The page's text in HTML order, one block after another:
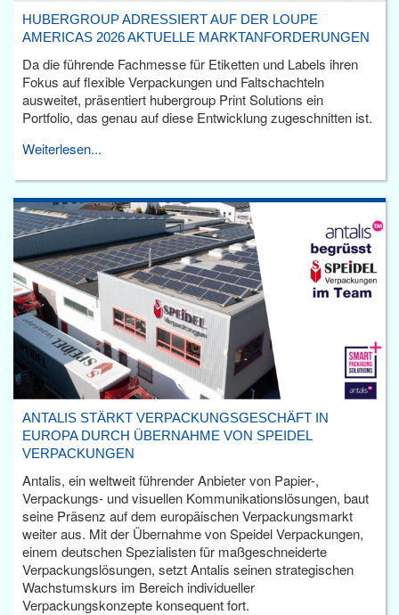
HUBERGROUP ADRESSIERT AUF DER LOUPE
AMERICAS 2026 AKTUELLE MARKTANFORDERUNGEN
Da die führende Fachmesse für Etiketten und Labels ihren
Fokus auf flexible Verpackungen und Faltschachteln
ausweitet, präsentiert hubergroup Print Solutions ein
Portfolio, das genau auf diese Entwicklung zugeschnitten ist.
Weiterlesen...
ANTALIS STÄRKT VERPACKUNGSGESCHÄFT IN
EUROPA DURCH ÜBERNAHME VON SPEIDEL
VERPACKUNGEN
Antalis, ein weltweit führender Anbieter von Papier-,
Verpackungs- und visuellen Kommunikationslösungen, baut
seine Präsenz auf dem europäischen Verpackungsmarkt
weiter aus. Mit der Übernahme von Speidel Verpackungen,
einem deutschen Spezialisten für maßgeschneiderte
Verpackungslösungen, setzt Antalis seinen strategischen
Wachstumskurs im Bereich individueller
Verpackungskonzepte konsequent fort.